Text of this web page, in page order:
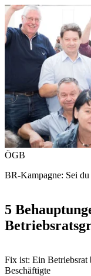
ÖGB
BR-Kampagne: Sei
5
Fix ist: Ein Betriebsrat
Beschäftigte